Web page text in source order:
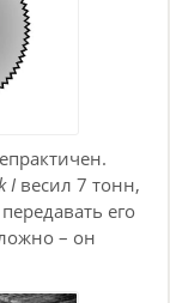
I весил 7 тонн,
его
– он